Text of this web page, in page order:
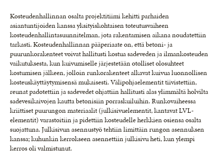
Kosteudenhallinnan osalta projektitiimi kehitti parhaiden
asiantuntijoiden kanssa yksityiskohtaisen toteutusvaiheen
kosteudenhallintasuunnitelman, jota rakentamisen aikana noudatettiin
tarkasti. Kosteudenhallinnan pääperiaate on, että betoni- ja
puurunkorakenteet voivat hallitusti kostua sadeveden ja ilmankosteuden
vaikutuksesta, kun kuivumiselle järjestetään otolliset olosuhteet
kostumisen jälkeen, jolloin runkorakenteet alkavat kuivua luonnollisen
kosteuskäyttäytymisensä mukaisesti. Välipohjaelementit tiivistettiin,
reunat padotettiin ja sadevedet ohjattiin hallitusti alas ylimmältä holvilta
sadevesikaivojen kautta betonisiin porraskuiluihin. Runkovaiheessa
kriittiset puurungon materiaalit (julkisivuelementit, kantavat LVL-
elementit) varastoitiin ja pidettiin kosteudelle herkkien osiensa osalta
suojattuna. Julkisivun asennustyö tehtiin limittäin rungon asennuksen
kanssa; kuhunkin kerrokseen asennettiin julkisivu heti, kun ylempi
kerros oli valmistunut.